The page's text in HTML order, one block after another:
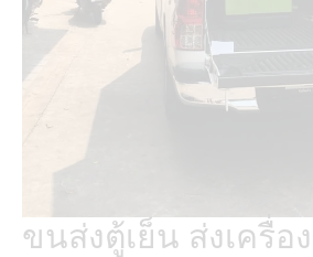
ขนส่งตู้เย็น ส่งเครื่อ